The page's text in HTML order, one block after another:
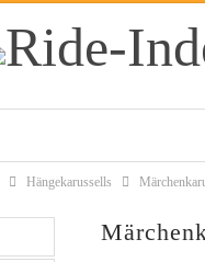
Hängekarussells